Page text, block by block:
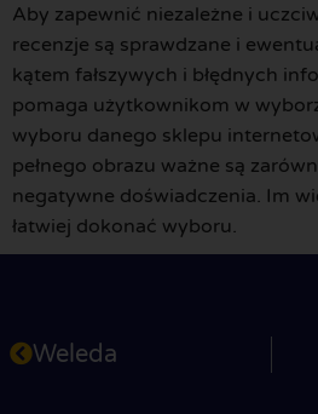
Aby zapewnić niezależne i
recenzje są sprawdzane i
kątem fałszywych i błędnych
pomaga użytkownikom w
wyboru danego sklepu
pełnego obrazu ważne są
negatywne doświadczenia. Im
łatwiej dokonać wyboru.
Weleda